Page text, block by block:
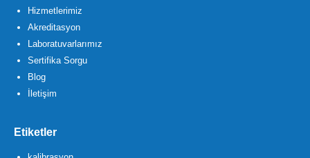
Hizmetlerimiz
Akreditasyon
Laboratuvarlarımız
Sertifika Sorgu
Blog
İletişim
Etiketler